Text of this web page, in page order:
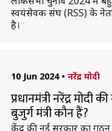
स्वयंसेवक संघ (RSS) के
है।
10 Jun 2024 • नरेंद्र मोदी
प्रधानमंत्री नरेंद्र
बुजुर्ग मंत्री कौन हैं?
केंद्र की नई सरकार का गठन